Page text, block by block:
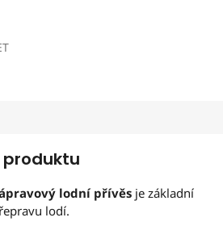
lodní přívěs je základní
lodí.